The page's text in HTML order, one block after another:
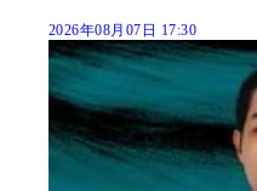
2026年08月07日 17:30